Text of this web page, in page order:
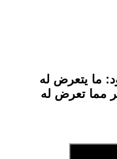
ما يتعرض له
مما تعرض له